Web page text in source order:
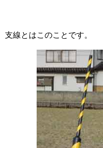
支線とはこのことです。